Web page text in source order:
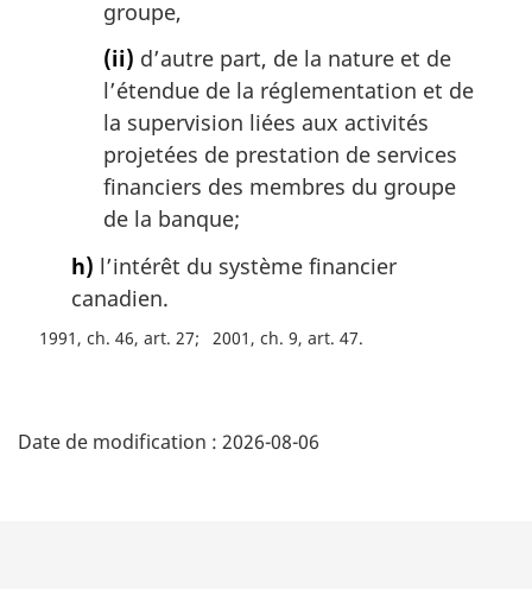
groupe,
(ii) d’autre part, de la nature et de
l’étendue de la réglementation et de
la supervision liées aux activités
projetées de prestation de services
financiers des membres du groupe
de la banque;
h) l’intérêt du système financier
canadien.
1991, ch. 46, art. 27 2001, ch. 9, art. 47
é
Date de modification : 2026-08-06